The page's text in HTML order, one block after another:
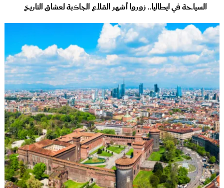
السياحة في ايطاليا.. زوروا أشهر القلاع الجاذبة لعشاق التاريخ